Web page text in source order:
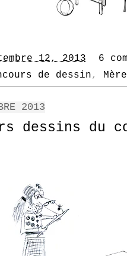
12, 2013
6
de dessin,
2013
dessins du